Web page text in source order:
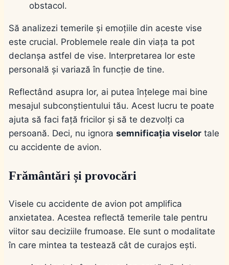
obstacol.
Să analizezi temerile și emoțiile din aceste vise
este crucial. Problemele reale din viața ta pot
declanșa astfel de vise. Interpretarea lor este
personală și variază în funcție de tine.
Reflectând asupra lor, ai putea înțelege mai bine
mesajul subconștientului tău. Acest lucru te poate
ajuta să faci față fricilor și să te dezvolți ca
persoană. Deci, nu ignora semnificația viselor tale
cu accidente de avion.
Frământări și provocări
Visele cu accidente de avion pot amplifica
anxietatea. Acestea reflectă temerile tale pentru
viitor sau deciziile frumoase. Ele sunt o modalitate
în care mintea ta testează cât de curajos ești.